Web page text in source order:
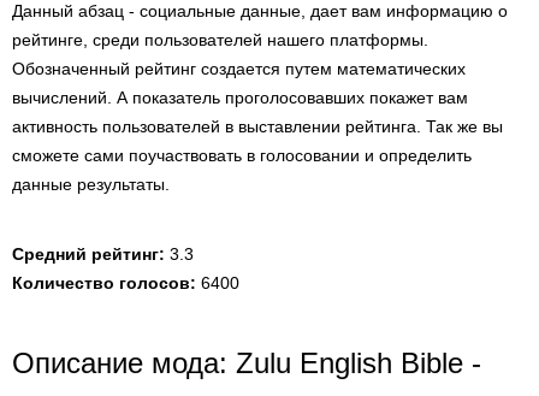
Данный абзац - социальные данные, дает вам информацию о
рейтинге, среди пользователей нашего платформы.
Обозначенный рейтинг создается путем математических
вычислений. А показатель проголосовавших покажет вам
активность пользователей в выставлении рейтинга. Так же вы
сможете сами поучаствовать в голосовании и определить
данные результаты.
Средний рейтинг: 3.3
Количество голосов: 6400
Описание мода: Zulu English Bible -